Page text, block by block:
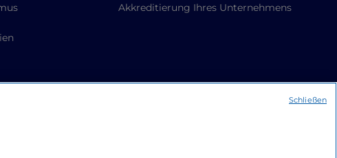
Akkreditierung Ihres Unternehmens
Schließen